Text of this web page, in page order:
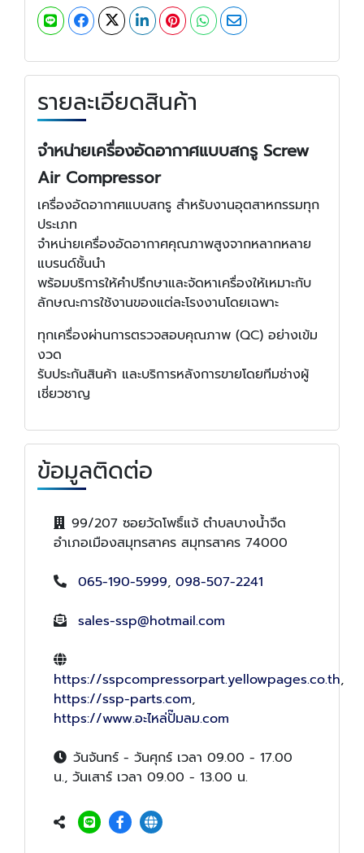
รายละเอียดสินค้า
จำหน่ายเครื่องอัดอากาศแบบสกรู Screw
Air Compressor
เครื่องอัดอากาศแบบสกรู สำหรับงานอุตสาหกรรมทุก
ประเภท
จำหน่ายเครื่องอัดอากาศคุณภาพสูงจากหลากหลาย
แบรนด์ชั้นนำ
พร้อมบริการให้คำปรึกษาและจัดหาเครื่องให้เหมาะกับ
ลักษณะการใช้งานของแต่ละโรงงานโดยเฉพาะ
ทุกเครื่องผ่านการตรวจสอบคุณภาพ (QC) อย่างเข้ม
งวด
รับประกันสินค้า และบริการหลังการขายโดยทีมช่างผู้
เชี่ยวชาญ
ข้อมูลติดต่อ
99/207 ซอยวัดโพธิ์แจ้ ตำบลบางน้ำจืด
อำเภอเมืองสมุทรสาคร สมุทรสาคร 74000
065-190-5999, 098-507-2241
sales-ssp@hotmail.com
https://sspcompressorpart.yellowpages.co.th,
https://ssp-parts.com,
https://www.อะไหล่ปั๊มลม.com
วันจันทร์ - วันศุกร์ เวลา 09.00 - 17.00
น., วันเสาร์ เวลา 09.00 - 13.00 น.